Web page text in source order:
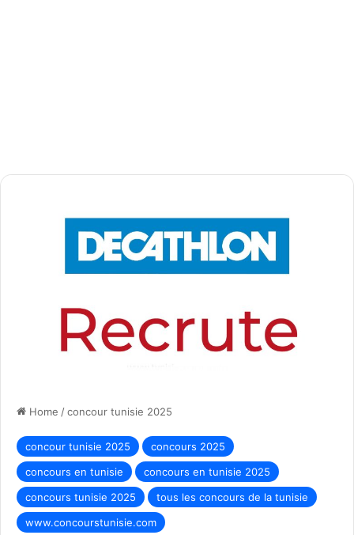
Home /concour tunisie 2025
concour tunisie 2025
concours 2025
concours en tunisie
concours en tunisie 2025
concours tunisie 2025
tous les concours de la tunisie
www.concourstunisie.com